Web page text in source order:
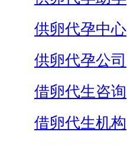
供卵代孕中心
供卵代孕公司
借卵代生咨询
借卵代生机构